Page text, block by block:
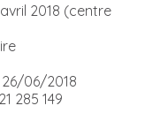
2018 (centre
06/2018
285 149